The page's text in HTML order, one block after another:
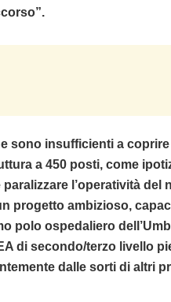
sono insufficienti a
a 450 posti, come
l’operatività
progetto ambizioso,
polo ospedaliero
di secondo/terzo livello
dalle sorti di altri